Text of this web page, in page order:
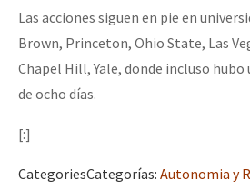
Las acciones siguen en pie en
Brown, Princeton, Ohio State, Las
Chapel Hill, Yale, donde incluso
de ocho días.
[:]
CategoriesCategorías: Autonomia y